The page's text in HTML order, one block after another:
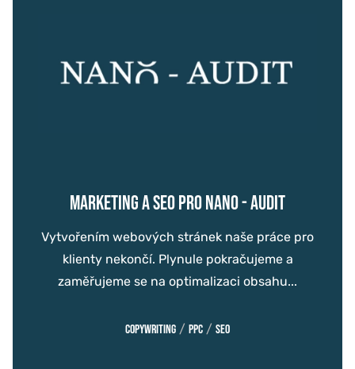
MARKETING A SEO PRO NANO - AUDIT
Vytvořením webových stránek naše práce pro
klienty nekončí. Plynule pokračujeme a
zaměřujeme se na optimalizaci obsahu...
Copywriting / PPC / SEO